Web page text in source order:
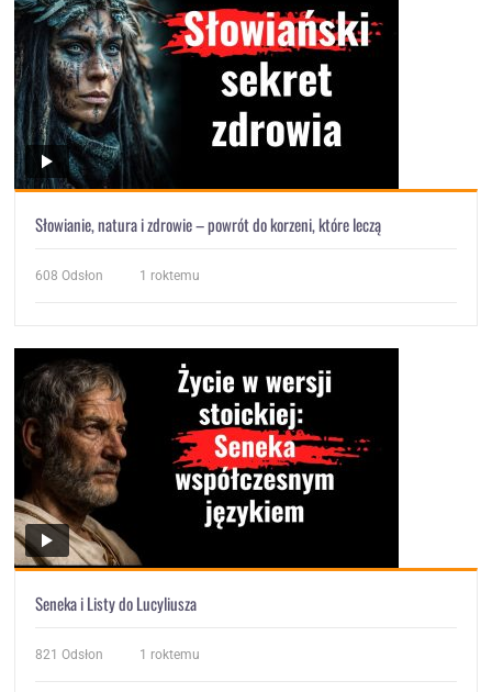
Słowianie, natura i zdrowie – powrót do korzeni, które leczą
608 Odsłon 1 roktemu
Seneka i Listy do Lucyliusza
821 Odsłon 1 roktemu